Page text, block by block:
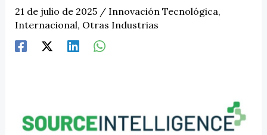
21 de julio de 2025 / Innovación Tecnológica,
Internacional, Otras Industrias